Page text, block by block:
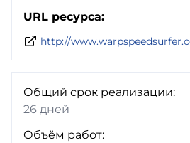
URL ресурса:
http://
Общий срок реализации:
26 дней
Объём работ: